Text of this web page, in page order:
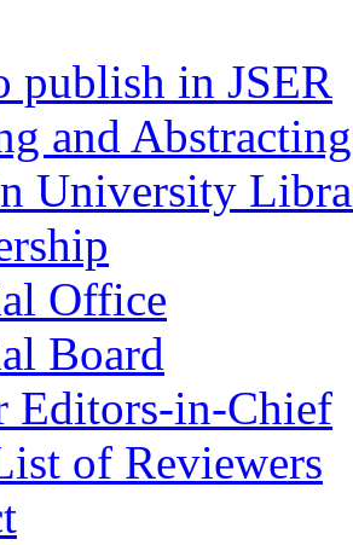
publish in JSER
and Abstracting
University
Office
Board
Editors-in-Chief
of Reviewers